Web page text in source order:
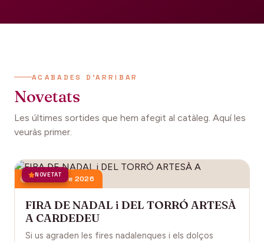
ACABADES D'ARRIBAR
Novetats
Les últimes sortides que hem afegit al catàleg. Aquí les
veuràs primer.
NOVETAT
13 desembre 2026
FIRA DE NADAL i DEL TORRÓ ARTESÀ
A CARDEDEU
Si us agraden les fires nadalenques i els dolços